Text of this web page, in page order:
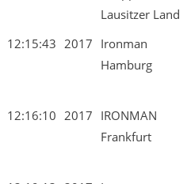
Lausitzer Land
12:15:43 2017 Ironman
Hamburg
12:16:10 2017 IRONMAN
Frankfurt